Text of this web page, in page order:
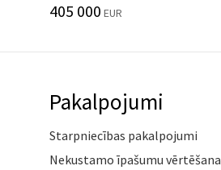
405 000 EUR
Pakalpojumi
Starpniecības pakalpojumi
Nekustamo īpašumu vērtēšana